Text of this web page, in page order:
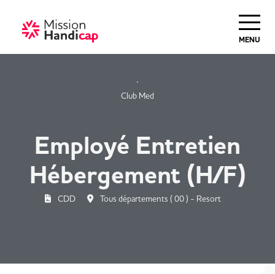
MENU
Club Med
Employé Entretien
Hébergement (H/F)
CDD Tous départements ( 00 ) - Resort